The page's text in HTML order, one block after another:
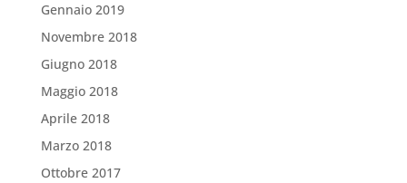
Gennaio 2019
Novembre 2018
Giugno 2018
Maggio 2018
Aprile 2018
Marzo 2018
Ottobre 2017